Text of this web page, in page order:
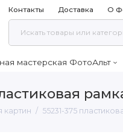
Контакты Доставка О
мастерская ФотоАльт
картин 55231-375